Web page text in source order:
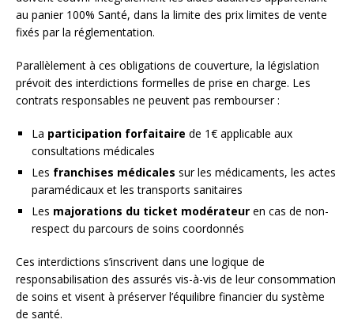
au panier 100% Santé, dans la limite des prix limites de vente
fixés par la réglementation.
Parallèlement à ces obligations de couverture, la législation
prévoit des interdictions formelles de prise en charge. Les
contrats responsables ne peuvent pas rembourser :
La participation forfaitaire de 1€ applicable aux
consultations médicales
Les franchises médicales sur les médicaments, les actes
paramédicaux et les transports sanitaires
Les majorations du ticket modérateur en cas de non-
respect du parcours de soins coordonnés
Ces interdictions s’inscrivent dans une logique de
responsabilisation des assurés vis-à-vis de leur consommation
de soins et visent à préserver l’équilibre financier du système
de santé.